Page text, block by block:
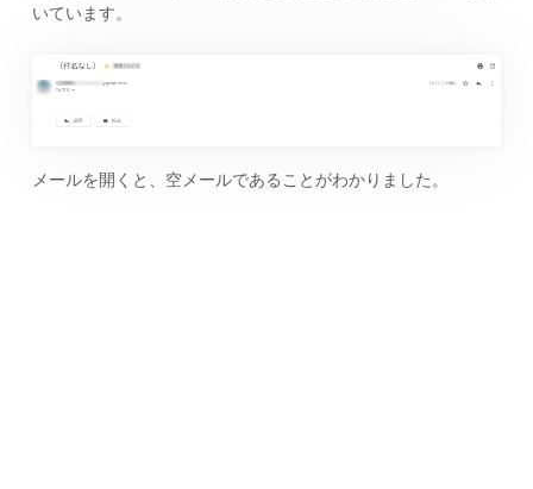
いています。
メールを開くと、空メールであることがわかりました。